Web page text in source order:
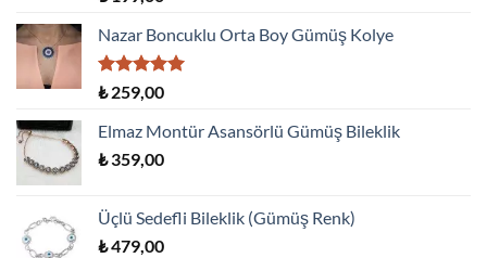
oy
aldı
Nazar Boncuklu Orta Boy Gümüş Kolye
5 üzerinden
oy
aldı
₺259,00
Elmaz Montür Asansörlü Gümüş Bileklik
₺359,00
Üçlü Sedefli Bileklik (Gümüş Renk)
₺479,00